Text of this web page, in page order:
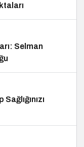
Selman